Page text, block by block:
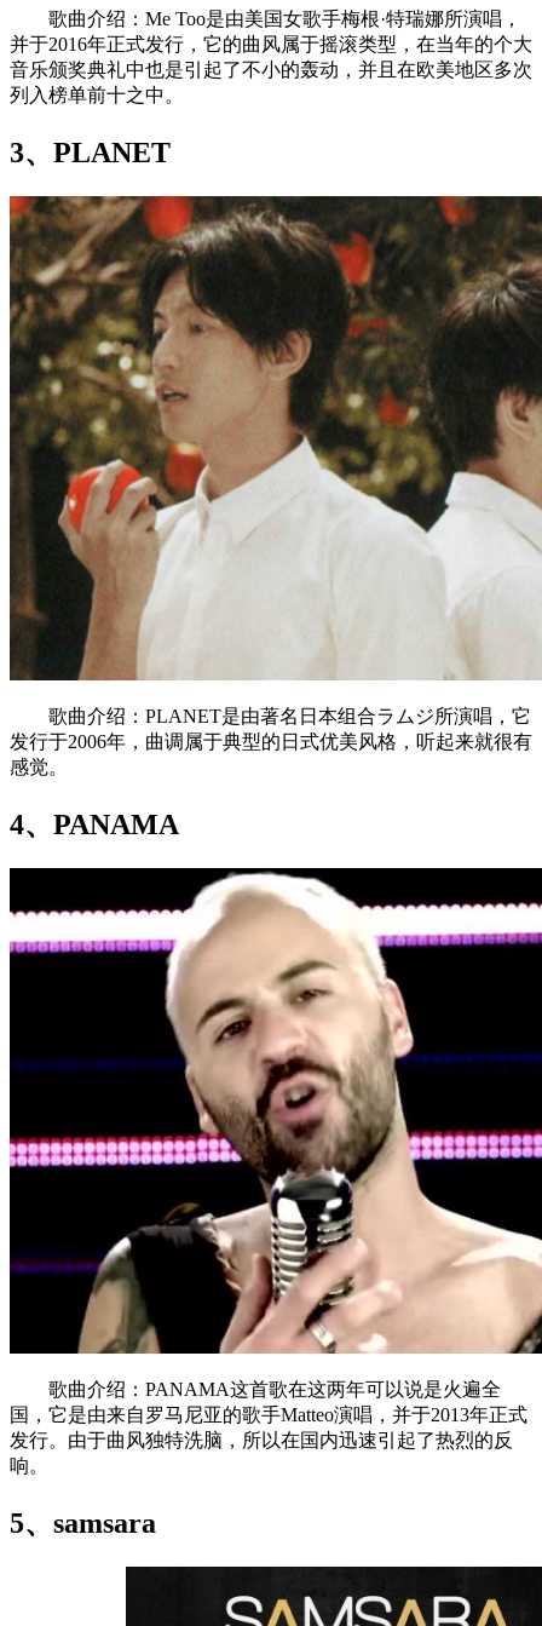
歌曲介绍：Me Too是由美国女歌手梅根·特瑞娜所演唱，
并于2016年正式发行，它的曲风属于摇滚类型，在当年的个大
音乐颁奖典礼中也是引起了不小的轰动，并且在欧美地区多次
列入榜单前十之中。
3、PLANET
歌曲介绍：PLANET是由著名日本组合ラムジ所演唱，它
发行于2006年，曲调属于典型的日式优美风格，听起来就很有
感觉。
4、PANAMA
歌曲介绍：PANAMA这首歌在这两年可以说是火遍全
国，它是由来自罗马尼亚的歌手Matteo演唱，并于2013年正式
发行。由于曲风独特洗脑，所以在国内迅速引起了热烈的反
响。
5、samsara